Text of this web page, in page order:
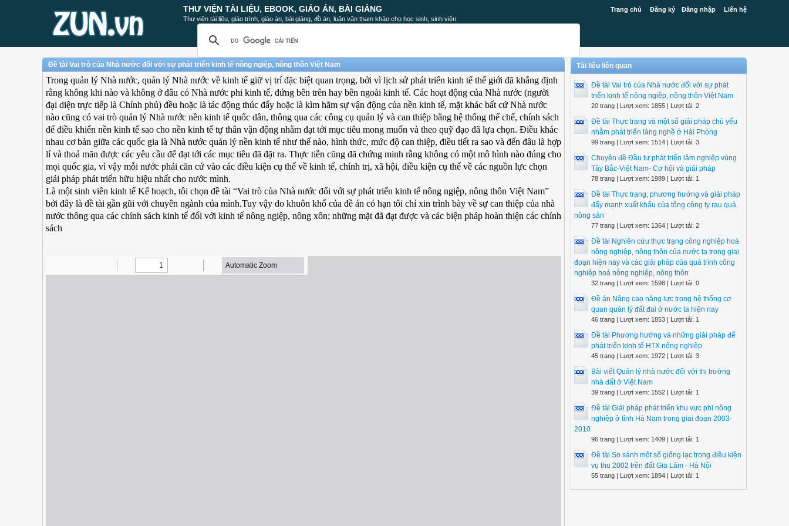
Trang chủ Đăng ký Đăng nhập Liên hệ
THƯ VIỆN TÀI LIỆU, EBOOK, GIÁO ÁN, BÀI GIẢNG
Thư viện tài liệu, giáo trình, giáo án, bài giảng, đồ án, luận văn tham khảo cho học sinh, sinh viên
Đề tài Vai trò của Nhà nước đối với sự phát triển kinh tế nông ngiệp, nông thôn Việt Nam
Trong quản lý Nhà nước, quản lý Nhà nước về kinh tế giữ vị trí đặc biệt quan trọng, bởi vì lịch sử phát triển kinh tế thế giới đã khẳng định
rằng không khi nào và không ở đâu có Nhà nước phi kinh tế, đứng bên trên hay bên ngoài kinh tế. Các hoạt động của Nhà nước (người
đại diện trực tiếp là Chính phủ) đều hoặc là tác động thúc đẩy hoặc là kìm hãm sự vận động của nền kinh tế, mặt khác bất cứ Nhà nước
nào cũng có vai trò quản lý Nhà nước nền kinh tế quốc dân, thông qua các công cụ quản lý và can thiệp bằng hệ thống thể chế, chính sách
để điều khiển nền kinh tế sao cho nền kinh tế tự thân vận động nhằm đạt tới mục tiêu mong muốn và theo quỹ đạo đã lựa chọn. Điều khác
nhau cơ bản giữa các quốc gia là Nhà nước quản lý nền kinh tế như thế nào, hình thức, mức độ can thiệp, điều tiết ra sao và đến đâu là hợp
lí và thoả mãn được các yêu cầu để đạt tới các mục tiêu đã đặt ra. Thực tiễn cũng đã chứng minh rằng không có một mô hình nào đúng cho
mọi quốc gia, vì vậy mỗi nước phải căn cứ vào các điều kiện cụ thể về kinh tế, chính trị, xã hội, điều kiện cụ thể về các nguồn lực chọn
giải pháp phát triển hữu hiệu nhất cho nước mình.
Là một sinh viên kinh tế Kế hoạch, tôi chọn đề tài “Vai trò của Nhà nước đối với sự phát triển kinh tế nông ngiệp, nông thôn Việt Nam”
bởi đây là đề tài gần gũi với chuyên ngành của mình.Tuy vậy do khuôn khổ của đề án có hạn tôi chỉ xin trình bày về sự can thiệp của nhà
nước thông qua các chính sách kinh tế đối với kinh tế nông ngiệp, nông xôn; những mặt đã đạt được và các biện pháp hoàn thiện các chính
sách
Tài liệu liên quan
Đề tài Vai trò của Nhà nước đối với sự phát
triển kinh tế nông ngiệp, nông thôn Việt Nam
20 trang | Lượt xem: 1855 | Lượt tải: 2
Đề tài Thực trạng và một số giải pháp chủ yếu
nhằm phát triển làng nghề ở Hải Phòng
99 trang | Lượt xem: 1514 | Lượt tải: 3
Chuyên đề Đầu tư phát triển lâm nghiệp vùng
Tây Bắc-Việt Nam- Cơ hội và giải pháp
78 trang | Lượt xem: 1989 | Lượt tải: 1
Đề tài Thực trạng, phương hướng và giải pháp
đẩy mạnh xuất khẩu của tổng công ty rau quả,
nông sản
77 trang | Lượt xem: 1364 | Lượt tải: 2
Đề tài Nghiên cứu thực trạng công nghiệp hoá
nông nghiệp, nông thôn của nước ta trong giai
đoạn hiện nay và các giải pháp của quá trình công
nghiệp hoá nông nghiệp, nông thôn
32 trang | Lượt xem: 1598 | Lượt tải: 0
Đề án Nâng cao năng lực trong hệ thống cơ
quan quản lý đất đai ở nước ta hiện nay
46 trang | Lượt xem: 1853 | Lượt tải: 1
Đề tài Phương hướng và những giải pháp để
phát triển kinh tế HTX nông nghiệp
45 trang | Lượt xem: 1972 | Lượt tải: 3
Bài viết Quản lý nhà nước đối với thị trường
nhà đất ở Việt Nam
39 trang | Lượt xem: 1552 | Lượt tải: 1
Đề tài Giải pháp phát triển khu vực phi nông
nghiệp ở tỉnh Hà Nam trong giai đoạn 2003-
2010
96 trang | Lượt xem: 1409 | Lượt tải: 1
Đề tài So sánh một số giống lạc trong điều kiện
vụ thu 2002 trên đất Gia Lâm - Hà Nội
55 trang | Lượt xem: 1894 | Lượt tải: 1